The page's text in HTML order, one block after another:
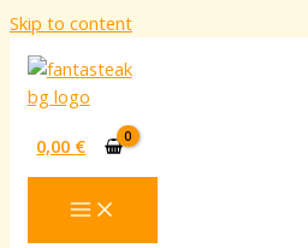
Skip to content
0,00 €